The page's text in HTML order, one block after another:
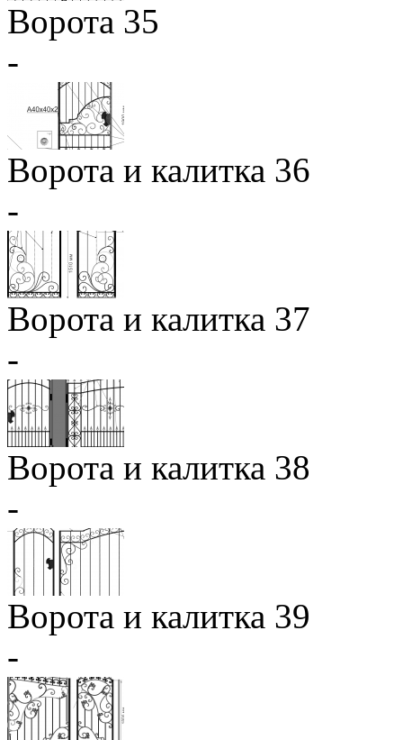
Ворота 35
-
Ворота и калитка 36
-
Ворота и калитка 37
-
Ворота и калитка 38
-
Ворота и калитка 39
-